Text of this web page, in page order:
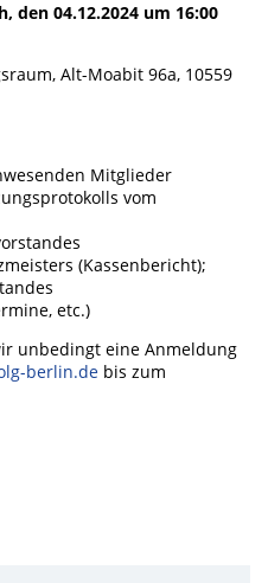
den 04.12.2024 um 16:00
Alt-Moabit 96a, 10559
Mitglieder
vom
(Kassenbericht);
etc.)
unbedingt eine Anmeldung
berlin.de bis zum